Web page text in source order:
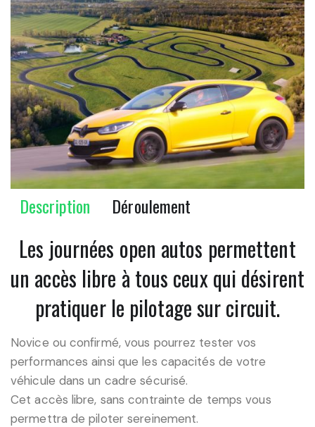
Description Déroulement
Les journées open autos permettent
un accès libre à tous ceux qui désirent
pratiquer le pilotage sur circuit.
Novice ou confirmé, vous pourrez tester vos
performances ainsi que les capacités de votre
véhicule dans un cadre sécurisé.
Cet accès libre, sans contrainte de temps vous
permettra de piloter sereinement.